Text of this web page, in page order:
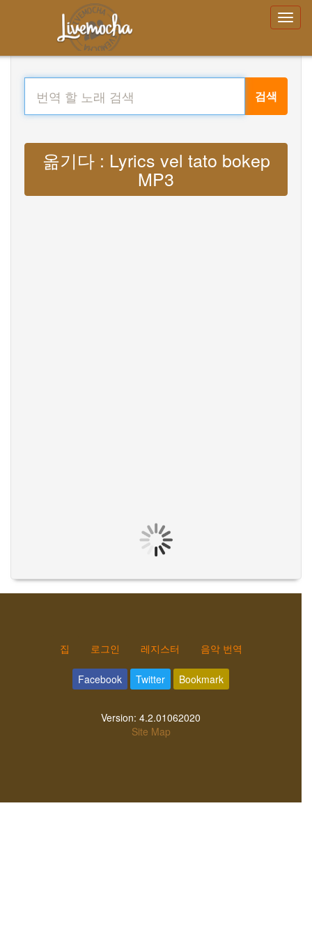
검색
옮기다 : Lyrics vel tato bokep
MP3
집 로그인 레지스터 음악 번역
Facebook Twitter Bookmark
Version: 4.2.01062020
Site Map